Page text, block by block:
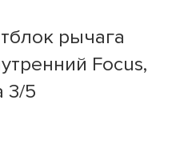
рычага
Focus,
3/5